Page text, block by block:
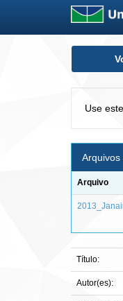
Use
Arquivos
Arquivo
Título:
Autor(es):